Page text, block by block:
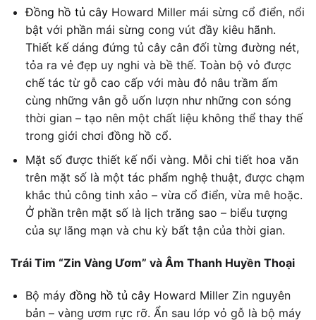
Đồng hồ tủ câyHoward Miller mái sừng cổ điển, nổi
bật với phần mái sừng cong vút đầy kiêu hãnh.
Thiết kế dáng đứng tủ cây cân đối từng đường nét,
tỏa ra vẻ đẹp uy nghi và bề thế. Toàn bộ vỏ được
chế tác từ gỗ cao cấp với màu đỏ nâu trầm ấm
cùng những vân gỗ uốn lượn như những con sóng
thời gian – tạo nên một chất liệu không thể thay thế
trong giới chơi đồng hồ cổ.
Mặt số được thiết kế nổi vàng. Mỗi chi tiết hoa văn
trên mặt số là một tác phẩm nghệ thuật, được chạm
khắc thủ công tinh xảo – vừa cổ điển, vừa mê hoặc.
Ở phần trên mặt số là lịch trăng sao – biểu tượng
của sự lãng mạn và chu kỳ bất tận của thời gian.
Trái Tim “Zin Vàng Ươm” và Âm Thanh Huyền Thoại
Bộ máy đồng hồ tủ câyHoward Miller Zin nguyên
bản – vàng ươm rực rỡ. Ẩn sau lớp vỏ gỗ là bộ máy